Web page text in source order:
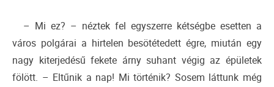
– Mi ez? – néztek fel egyszerre kétségbe esetten a
város polgárai a hirtelen besötétedett égre, miután egy
nagy kiterjedésű fekete árny suhant végig az épületek
fölött. – Eltűnik a nap! Mi történik? Sosem láttunk még